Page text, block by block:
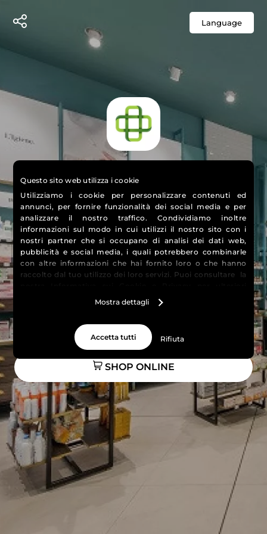
Questo sito web utilizza i cookie
Utilizziamo i cookie per personalizzare contenuti ed
annunci, per fornire funzionalità dei social media e per
analizzare il nostro traffico. Condividiamo inoltre
informazioni sul modo in cui utilizzi il nostro sito con i
nostri partner che si occupano di analisi dei dati web,
pubblicità e social media, i quali potrebbero combinarle
con altre informazioni che hai fornito loro o che hanno
raccolto dal tuo utilizzo dei loro servizi. Puoi consultare la
Mostra dettagli
Accetta tutti Rifiuta
Language
DEMO FARMACIA
SHOP ONLINE